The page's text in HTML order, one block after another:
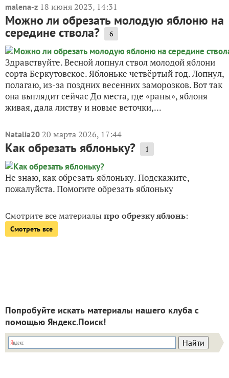
malena-z 18 июня 2023, 14:31
Можно ли обрезать молодую яблоню на
середине ствола? 6
Здравствуйте. Весной лопнул ствол молодой яблони
сорта Беркутовское. Яблоньке четвёртый год. Лопнул,
полагаю, из-за поздних весенних заморозков. Вот так
она выглядит сейчас До места, где «раны», яблоня
живая, дала листву и новые веточки,...
Natalia20 20 марта 2026, 17:44
Как обрезать яблоньку? 1
Не знаю, как обрезать яблоньку. Подскажите,
пожалуйста. Помогите обрезать яблоньку
Смотрите все материалыпро обрезку яблонь:
Смотреть все
Попробуйте искать материалы нашего клуба с
помощью Яндекс.Поиск!